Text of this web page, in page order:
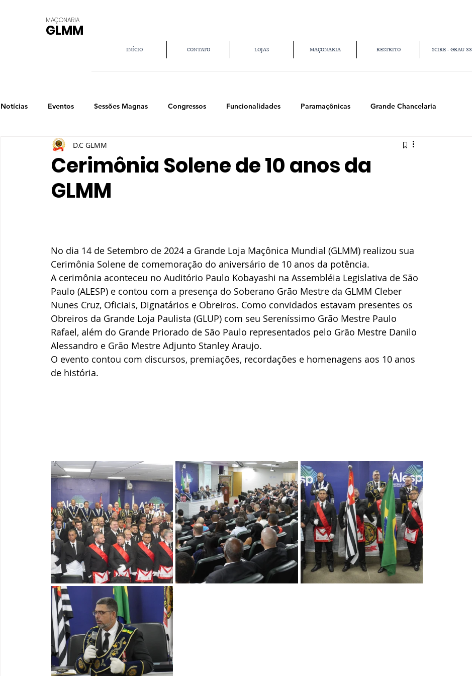
MAÇONARIA
GLMM
INÍCIO CONTATO LOJAS MAÇONARIA RESTRITO SCIRE - GRAU 33
Notícias Eventos Sessões Magnas Congressos Funcionalidades Paramaçônicas Grande Chancelaria
Aprendizado
Cerimônia Solene de 10 anos da
GLMM
D.C GLMM
No dia 14 de Setembro de 2024 a Grande Loja Maçônica Mundial (GLMM) realizou sua
Cerimônia Solene de comemoração do aniversário de 10 anos da potência.
A cerimônia aconteceu no Auditório Paulo Kobayashi na Assembléia Legislativa de São
Paulo (ALESP) e contou com a presença do Soberano Grão Mestre da GLMM Cleber
Nunes Cruz, Oficiais, Dignatários e Obreiros. Como convidados estavam presentes os
Obreiros da Grande Loja Paulista (GLUP) com seu Sereníssimo Grão Mestre Paulo
Rafael, além do Grande Priorado de São Paulo representados pelo Grão Mestre Danilo
Alessandro e Grão Mestre Adjunto Stanley Araujo.
O evento contou com discursos, premiações, recordações e homenagens aos 10 anos
de história.